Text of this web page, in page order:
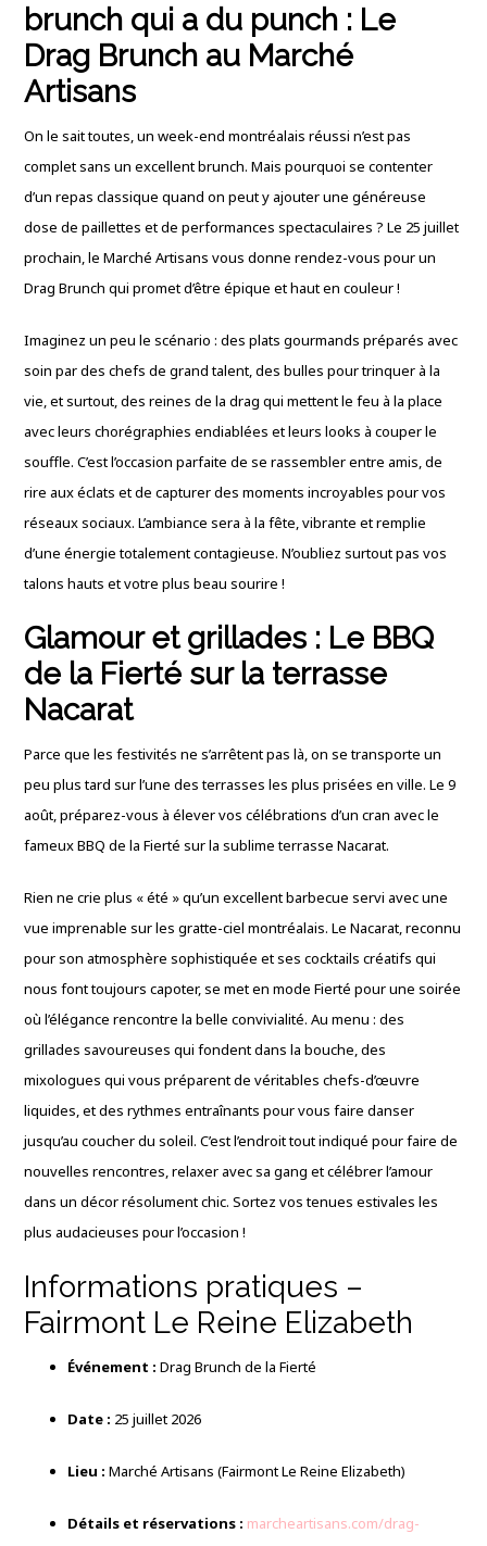
brunch qui a du punch : Le
Drag Brunch au Marché
Artisans
On le sait toutes, un week-end montréalais réussi n’est pas
complet sans un excellent brunch. Mais pourquoi se contenter
d’un repas classique quand on peut y ajouter une généreuse
dose de paillettes et de performances spectaculaires ? Le 25 juillet
prochain, le Marché Artisans vous donne rendez-vous pour un
Drag Brunch qui promet d’être épique et haut en couleur !
Imaginez un peu le scénario : des plats gourmands préparés avec
soin par des chefs de grand talent, des bulles pour trinquer à la
vie, et surtout, des reines de la drag qui mettent le feu à la place
avec leurs chorégraphies endiablées et leurs looks à couper le
souffle. C’est l’occasion parfaite de se rassembler entre amis, de
rire aux éclats et de capturer des moments incroyables pour vos
réseaux sociaux. L’ambiance sera à la fête, vibrante et remplie
d’une énergie totalement contagieuse. N’oubliez surtout pas vos
talons hauts et votre plus beau sourire !
Glamour et grillades : Le BBQ
de la Fierté sur la terrasse
Nacarat
Parce que les festivités ne s’arrêtent pas là, on se transporte un
peu plus tard sur l’une des terrasses les plus prisées en ville. Le 9
août, préparez-vous à élever vos célébrations d’un cran avec le
fameux BBQ de la Fierté sur la sublime terrasse Nacarat.
Rien ne crie plus « été » qu’un excellent barbecue servi avec une
vue imprenable sur les gratte-ciel montréalais. Le Nacarat, reconnu
pour son atmosphère sophistiquée et ses cocktails créatifs qui
nous font toujours capoter, se met en mode Fierté pour une soirée
où l’élégance rencontre la belle convivialité. Au menu : des
grillades savoureuses qui fondent dans la bouche, des
mixologues qui vous préparent de véritables chefs-d’œuvre
liquides, et des rythmes entraînants pour vous faire danser
jusqu’au coucher du soleil. C’est l’endroit tout indiqué pour faire de
nouvelles rencontres, relaxer avec sa gang et célébrer l’amour
dans un décor résolument chic. Sortez vos tenues estivales les
plus audacieuses pour l’occasion !
Informations pratiques –
Fairmont Le Reine Elizabeth
Événement : Drag Brunch de la Fierté
Date : 25 juillet 2026
Lieu : Marché Artisans (Fairmont Le Reine Elizabeth)
Détails et réservations : marcheartisans.com/drag-